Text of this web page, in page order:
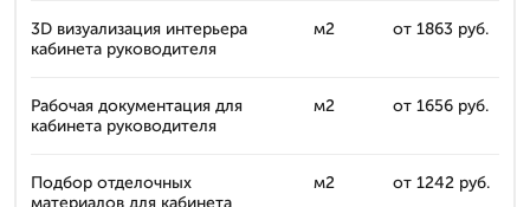
3D визуализация интерьера
кабинета руководителя
м2 от 1863 руб.
Рабочая документация для
кабинета руководителя
м2 от 1656 руб.
Подбор отделочных
материалов для кабинета
м2 от 1242 руб.